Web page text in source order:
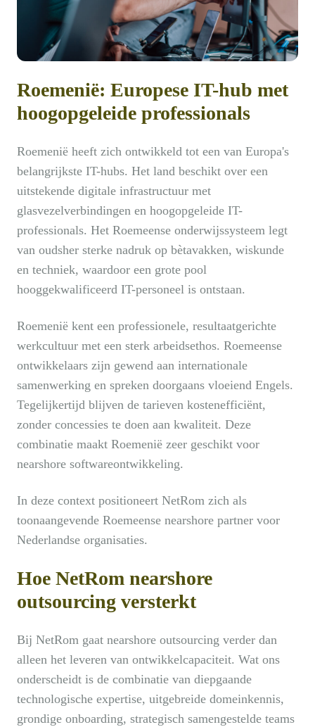
Roemenië: Europese IT-hub met
hoogopgeleide professionals
Roemenië heeft zich ontwikkeld tot een van Europa's
belangrijkste IT-hubs. Het land beschikt over een
uitstekende digitale infrastructuur met
glasvezelverbindingen en hoogopgeleide IT-
professionals. Het Roemeense onderwijssysteem legt
van oudsher sterke nadruk op bètavakken, wiskunde
en techniek, waardoor een grote pool
hooggekwalificeerd IT-personeel is ontstaan.
Roemenië kent een professionele, resultaatgerichte
werkcultuur met een sterk arbeidsethos. Roemeense
ontwikkelaars zijn gewend aan internationale
samenwerking en spreken doorgaans vloeiend Engels.
Tegelijkertijd blijven de tarieven kostenefficiënt,
zonder concessies te doen aan kwaliteit. Deze
combinatie maakt Roemenië zeer geschikt voor
nearshore softwareontwikkeling.
In deze context positioneert NetRom zich als
toonaangevende Roemeense nearshore partner voor
Nederlandse organisaties.
Hoe NetRom nearshore
outsourcing versterkt
Bij NetRom gaat nearshore outsourcing verder dan
alleen het leveren van ontwikkelcapaciteit. Wat ons
onderscheidt is de combinatie van diepgaande
technologische expertise, uitgebreide domeinkennis,
grondige onboarding, strategisch samengestelde teams